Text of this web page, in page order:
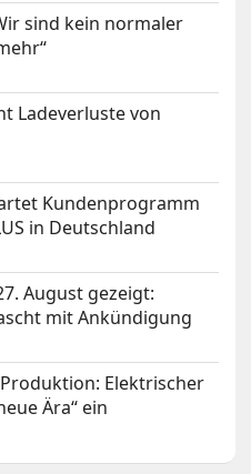
sind kein normaler
Ladeverluste von
Kundenprogramm
in Deutschland
August gezeigt:
mit Ankündigung
Elektrischer
Ära“ ein